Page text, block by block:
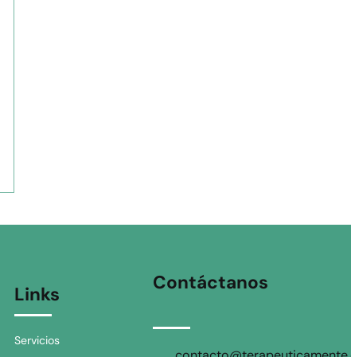
Links
Servicios
Contáctanos